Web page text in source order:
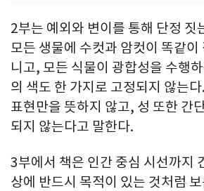
2부는 예외와 변이를 통해 단정 짓
모든 생물에 수컷과 암컷이 똑같이
니고, 모든 식물이 광합성을 수행
의 색도 한 가지로 고정되지 않는
표현만을 뜻하지 않고, 성 또한 간
되지 않는다고 말한다.
3부에서 책은 인간 중심 시선까지
상에 반드시 목적이 있는 것처럼